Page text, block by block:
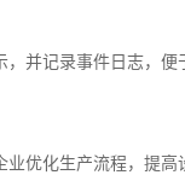
并记录事件日志，便
优化生产流程，提高